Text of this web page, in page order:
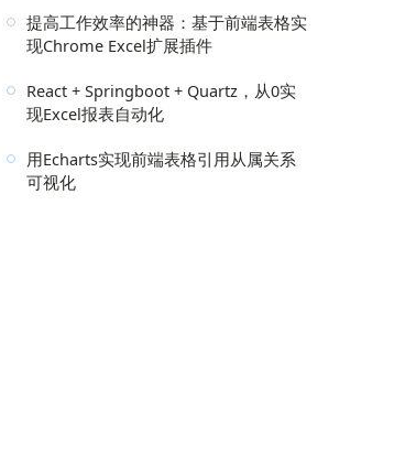
提高工作效率的神器：基于前端表格实
现Chrome Excel扩展插件
React + Springboot + Quartz，从0实
现Excel报表自动化
用Echarts实现前端表格引用从属关系
可视化